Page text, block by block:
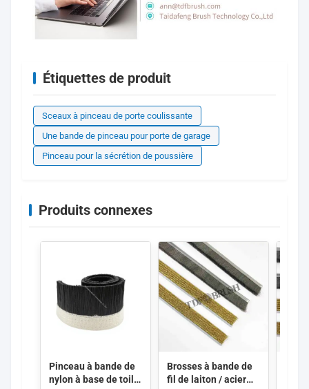
Étiquettes de produit
Sceaux à pinceau de porte coulissante
Une bande de pinceau pour porte de garage
Pinceau pour la sécrétion de poussière
Produits connexes
Pinceau à bande de
nylon à base de toile
Brosses à bande de
fil de laiton / acier